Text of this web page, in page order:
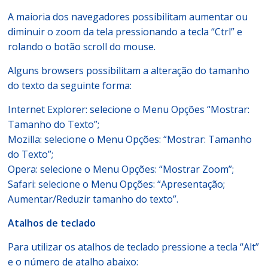
A maioria dos navegadores possibilitam aumentar ou
diminuir o zoom da tela pressionando a tecla “Ctrl” e
rolando o botão scroll do mouse.
Alguns browsers possibilitam a alteração do tamanho
do texto da seguinte forma:
Internet Explorer: selecione o Menu Opções “Mostrar:
Tamanho do Texto”;
Mozilla: selecione o Menu Opções: “Mostrar: Tamanho
do Texto”;
Opera: selecione o Menu Opções: “Mostrar Zoom”;
Safari: selecione o Menu Opções: “Apresentação;
Aumentar/Reduzir tamanho do texto”.
Atalhos de teclado
Para utilizar os atalhos de teclado pressione a tecla “Alt”
e o número de atalho abaixo: